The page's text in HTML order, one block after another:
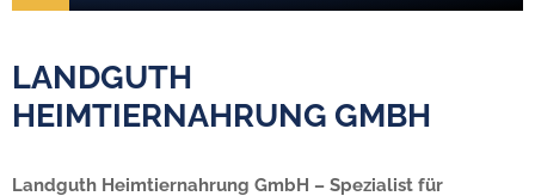
LANDGUTH
HEIMTIERNAHRUNG GMBH
Landguth Heimtiernahrung GmbH – Spezialist für